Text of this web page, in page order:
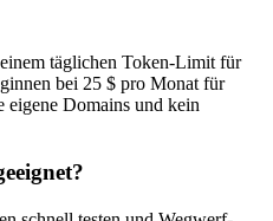
täglichen Token-Limit für
bei 25 $ pro Monat für
eigene Domains und kein